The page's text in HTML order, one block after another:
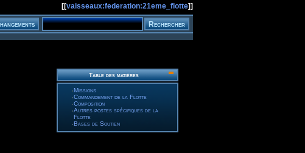
[[vaisseaux:federation:21eme_flotte]]
Table des matières
Missions
Commandement de la Flotte
Composition
Autres postes spécifiques de la
Flotte
Bases de Soutien